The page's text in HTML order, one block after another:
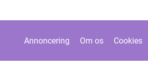
Annoncering Om os Cookies